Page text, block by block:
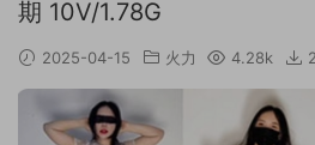
期 10V/1.78G
2025-04-15 火力 4.28k